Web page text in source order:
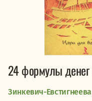
24 формулы денег
Зинкевич-Евстигнеева